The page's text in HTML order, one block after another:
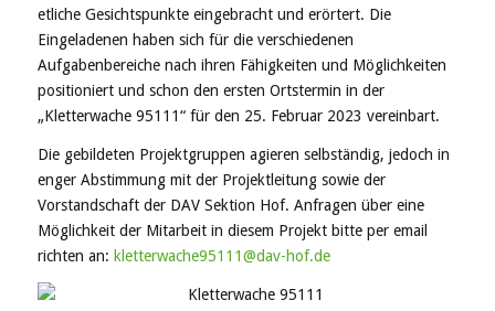
etliche Gesichtspunkte eingebracht und erörtert. Die
Eingeladenen haben sich für die verschiedenen
Aufgabenbereiche nach ihren Fähigkeiten und Möglichkeiten
positioniert und schon den ersten Ortstermin in der
„Kletterwache 95111“ für den 25. Februar 2023 vereinbart.
Die gebildeten Projektgruppen agieren selbständig, jedoch in
enger Abstimmung mit der Projektleitung sowie der
Vorstandschaft der DAV Sektion Hof. Anfragen über eine
Möglichkeit der Mitarbeit in diesem Projekt bitte per email
richten an: kletterwache95111@dav-hof.de